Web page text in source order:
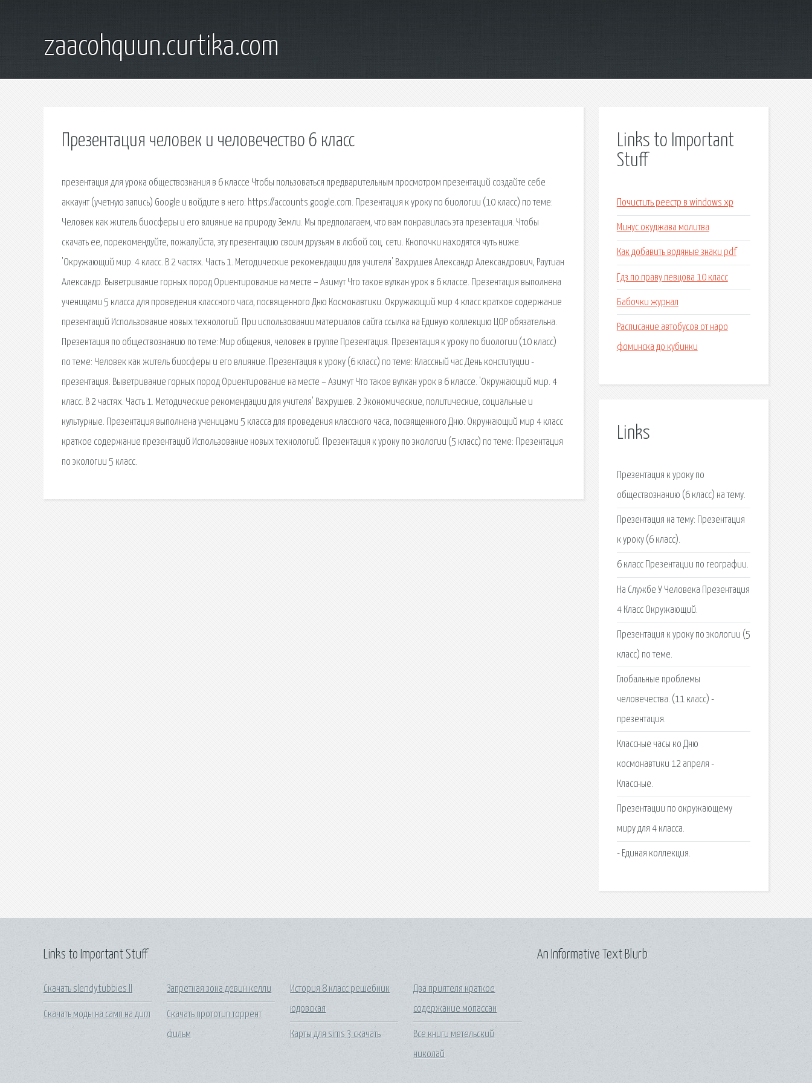
zaacohquun.curtika.com
Презентация человек и человечество 6 класс
презентация для урока обществознания в 6 классе Чтобы пользоваться предварительным просмотром презентаций создайте себе
аккаунт (учетную запись) Google и войдите в него: https://accounts.google.com. Презентация к уроку по биологии (10 класс) по теме:
Человек как житель биосферы и его влияние на природу Земли. Мы предполагаем, что вам понравилась эта презентация. Чтобы
скачать ее, порекомендуйте, пожалуйста, эту презентацию своим друзьям в любой соц. сети. Кнопочки находятся чуть ниже.
'Окружающий мир. 4 класс. В 2 частях. Часть 1. Методические рекомендации для учителя' Вахрушев Александр Александрович, Раутиан
Александр. Выветривание горных пород Ориентирование на месте – Азимут Что такое вулкан урок в 6 классе. Презентация выполнена
ученицами 5 класса для проведения классного часа, посвященного Дню Космонавтики. Окружающий мир 4 класс краткое содержание
презентаций Использование новых технологий. При использовании материалов сайта ссылка на Единую коллекцию ЦОР обязательна.
Презентация по обществознанию по теме: Мир общения, человек в группе Презентация. Презентация к уроку по биологии (10 класс)
по теме: Человек как житель биосферы и его влияние. Презентация к уроку (6 класс) по теме: Классный час День конституции -
презентация. Выветривание горных пород Ориентирование на месте – Азимут Что такое вулкан урок в 6 классе. 'Окружающий мир. 4
класс. В 2 частях. Часть 1. Методические рекомендации для учителя' Вахрушев. 2 Экономические, политические, социальные и
культурные. Презентация выполнена ученицами 5 класса для проведения классного часа, посвященного Дню. Окружающий мир 4 класс
краткое содержание презентаций Использование новых технологий. Презентация к уроку по экологии (5 класс) по теме: Презентация
по экологии 5 класс.
Links to Important
Stuff
Почистить реестр в windows xp
Минус окуджава молитва
Как добавить водяные знаки pdf
Гдз по праву певцова 10 класс
Бабочки журнал
Расписание автобусов от наро
фоминска до кубинки
Links
Презентация к уроку по
обществознанию (6 класс) на тему.
Презентация на тему: Презентация
к уроку (6 класс).
6 класс Презентации по географии.
На Службе У Человека Презентация
4 Класс Окружающий.
Презентация к уроку по экологии (5
класс) по теме.
Глобальные проблемы
человечества. (11 класс) -
презентация.
Классные часы ко Дню
космонавтики 12 апреля -
Классные.
Презентации по окружающему
миру для 4 класса.
- Единая коллекция.
Links to Important Stuff
Скачать slendytubbies ll
Скачать моды на самп на дигл
Запретная зона девин келли
Скачать прототип торрент
фильм
История 8 класс решебник
юдовская
Карты для sims 3 скачать
Два приятеля краткое
содержание мопассан
Все книги метельский
николай
An Informative Text Blurb